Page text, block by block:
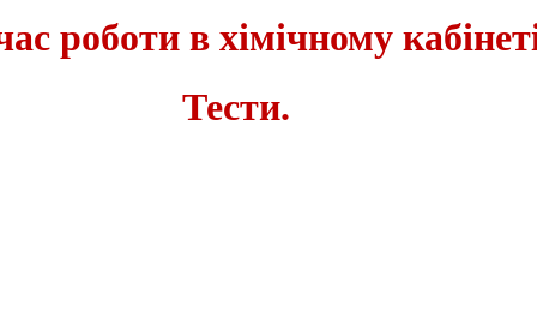
роботи в хімічному
Тести.